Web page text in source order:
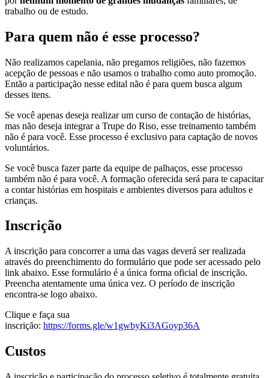
trabalho ou de estudo.
Para quem não é esse processo?
Não realizamos capelania, não pregamos religiões, não fazemos
acepção de pessoas e não usamos o trabalho como auto promoção.
Então a participação nesse edital não é para quem busca algum
desses itens.
Se você apenas deseja realizar um curso de contação de histórias,
mas não deseja integrar a Trupe do Riso, esse treinamento também
não é para você. Esse processo é exclusivo para captação de novos
voluntários.
Se você busca fazer parte da equipe de palhaços, esse processo
também não é para você. A formação oferecida será para te capacitar
a contar histórias em hospitais e ambientes diversos para adultos e
crianças.
Inscrição
A inscrição para concorrer a uma das vagas deverá ser realizada
através do preenchimento do formulário que pode ser acessado pelo
link abaixo. Esse formulário é a única forma oficial de inscrição.
Preencha atentamente uma única vez. O período de inscrição
encontra-se logo abaixo.
Clique e faça sua
inscrição: https://forms.gle/w1gwbyKi3AGoyp36A
Custos